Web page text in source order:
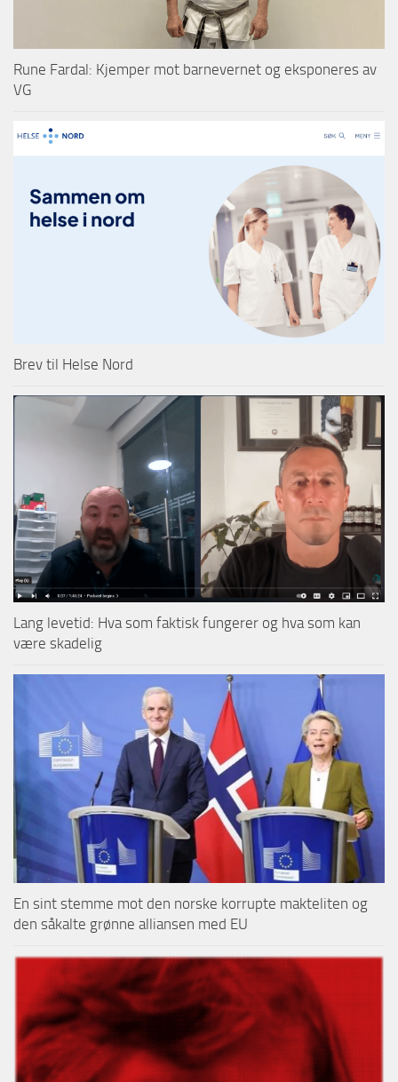
Rune Fardal: Kjemper mot barnevernet og eksponeres av
VG
Brev til Helse Nord
Lang levetid: Hva som faktisk fungerer og hva som kan
være skadelig
En sint stemme mot den norske korrupte makteliten og
den såkalte grønne alliansen med EU